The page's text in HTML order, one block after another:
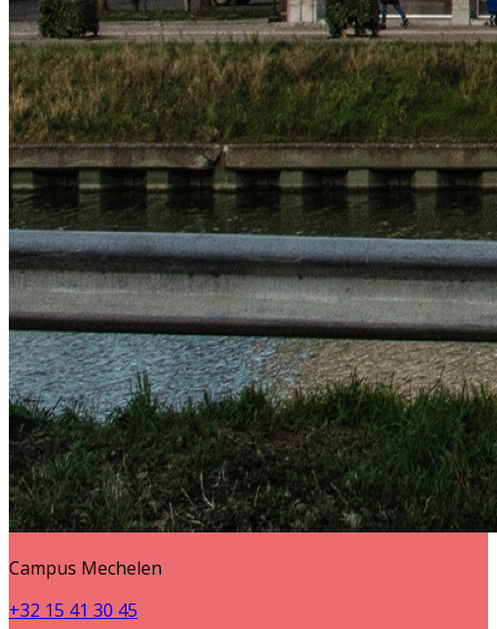
Campus Mechelen
+32 15 41 30 45